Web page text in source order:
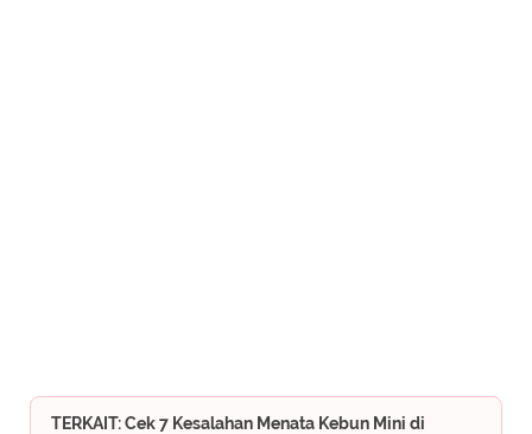
TERKAIT: Cek 7 Kesalahan Menata Kebun Mini di